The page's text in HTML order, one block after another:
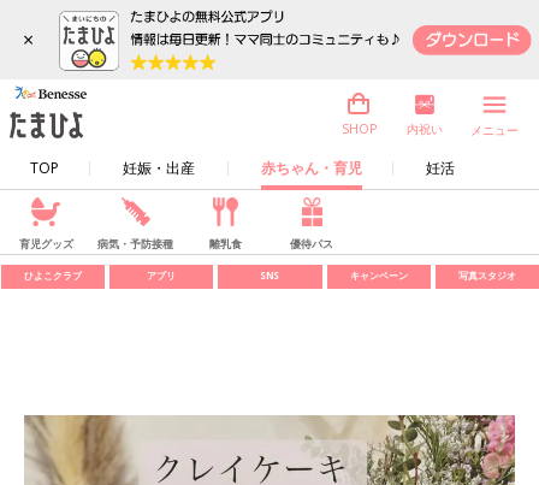
×
TOP 妊娠・出産 赤ちゃん・育児 妊活
SHOP 内祝い メニュー
育児グッズ 病気・予防接種 離乳食 優待パス
ひよこクラブ アプリ SNS キャンペーン 写真スタジオ